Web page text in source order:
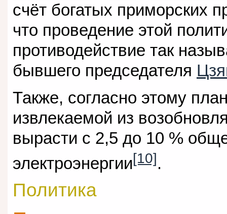
счёт богатых приморских
что проведение этой
противодействие так
бывшего председателя
Также, согласно этому
извлекаемой из
вырасти с 2,5 до 10 %
электроэнергии[10].
Политика